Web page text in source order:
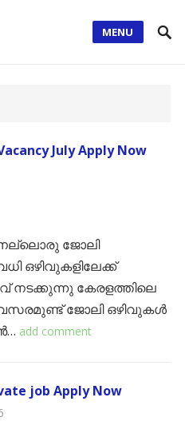
MENU
July Apply Now
ജോലി
ഒഴിവുകളിലേക്ക്
നടക്കുന്നു കേരളത്തിലെ
ജോലി ഒഴിവുകൾ
add comment
job Apply Now